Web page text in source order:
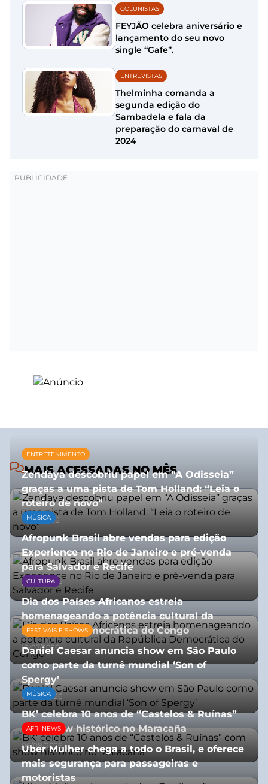
COLUNISTAS
FEYJÃO celebra aniversário e
lançamento do seu novo
single “Gafe”.
ENTREVISTAS
Thelminha comanda a
segunda edição do
Sambadela e fala da
preparação do carnaval de
2024
MAIS ACESSADAS NO MÊS
ENTRETENIMENTO
Zendaya descobriu papel em “A Odisseia”
graças a uma pista de Tom Holland: “Leia o
roteiro de novo”
10/07/2026
MÚSICA
Afropunk Brasil abre vendas para edição
Experience no Rio de Janeiro e pré-venda
para Salvador e Recife
03/08/2026
CULTURA
Dia dos Países Africanos estreia
homenageando a potência cultural da
República Democrática do Congo
10/07/2026
FESTIVAIS E SHOWS
Daniel Caesar anuncia show em São Paulo
como parte da turnê mundial ‘Son of
Spergy’
05/08/2026
MÚSICA
BK’ celebra 10 anos de “Castelos & Ruínas”
com show histórico no Maracaña
06/08/2026
AFRI NEWS
Uber Mulher chega a todo o Brasil, e oferece
mais segurança para passageiras e
motoristas